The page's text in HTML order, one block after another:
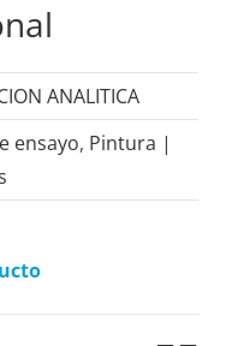
ANALITICA
ensayo, Pintura |